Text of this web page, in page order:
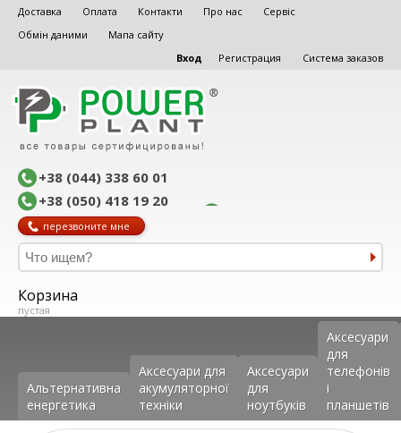
Доставка Оплата Контакти Про нас
Сервіс
Обмін даними
Мапа сайту
Вход
Регистрация Система заказов
+38 (044) 338 60 01
+38 (050) 418 19 20
перезвоните мне
Корзина
пустая
Альтернативна
енергетика
Аксесуари для
акумуляторної
техніки
Аксесуари
для
ноутбуків
Аксеcуари
для
телефонів
і
планшетів